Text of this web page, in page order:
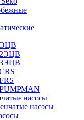
ЭЦВ
2ЭЦВ
3ЭЦВ
насосы
насосы